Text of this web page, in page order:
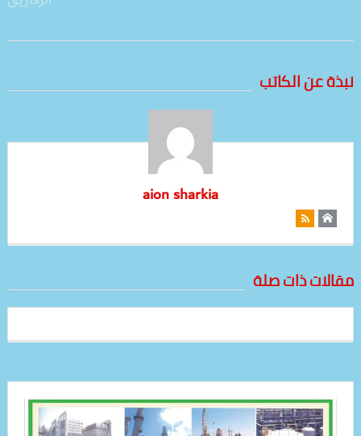
نبذة عن الكاتب
aion sharkia
مقالات ذات صلة